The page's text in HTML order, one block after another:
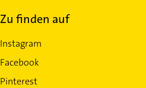
Zu finden auf
Instagram
Facebook
Pinterest